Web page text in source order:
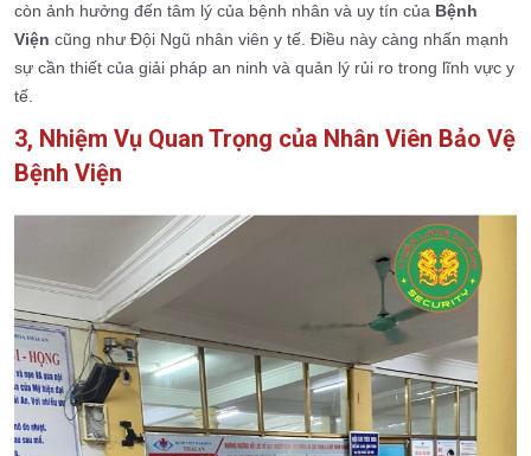
còn ảnh hưởng đến tâm lý của bệnh nhân và uy tín của Bệnh
Viện cũng như Đội Ngũ nhân viên y tế. Điều này càng nhấn mạnh
sự cần thiết của giải pháp an ninh và quản lý rủi ro trong lĩnh vực y
tế.
3, Nhiệm Vụ Quan Trọng của Nhân Viên Bảo Vệ
Bệnh Viện